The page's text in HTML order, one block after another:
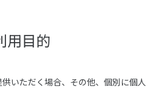
用目的
いただく場合、その他、個別に個人